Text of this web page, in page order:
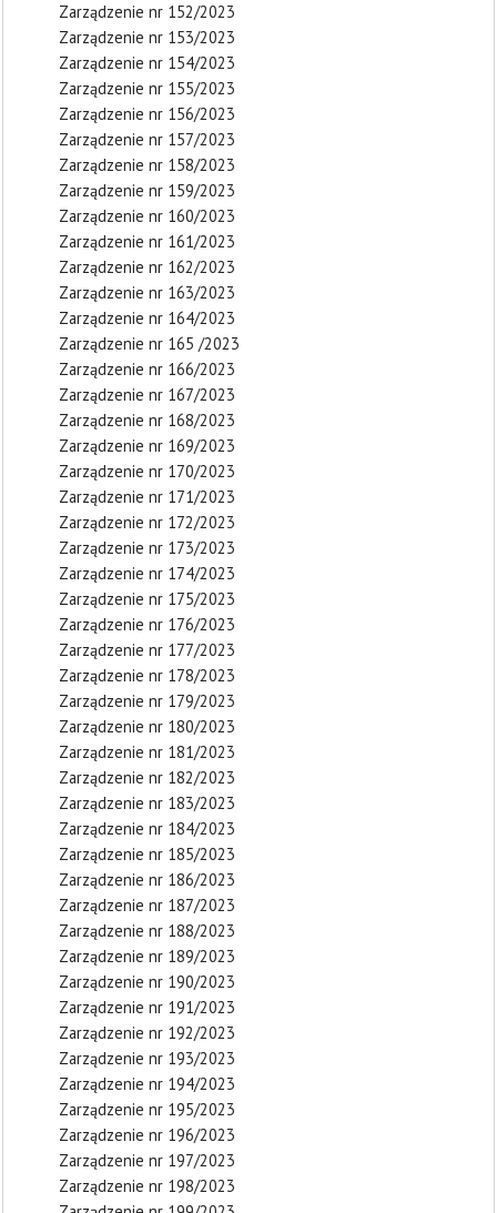
Zarządzenie nr 152/2023
Zarządzenie nr 153/2023
Zarządzenie nr 154/2023
Zarządzenie nr 155/2023
Zarządzenie nr 156/2023
Zarządzenie nr 157/2023
Zarządzenie nr 158/2023
Zarządzenie nr 159/2023
Zarządzenie nr 160/2023
Zarządzenie nr 161/2023
Zarządzenie nr 162/2023
Zarządzenie nr 163/2023
Zarządzenie nr 164/2023
Zarządzenie nr 165 /2023
Zarządzenie nr 166/2023
Zarządzenie nr 167/2023
Zarządzenie nr 168/2023
Zarządzenie nr 169/2023
Zarządzenie nr 170/2023
Zarządzenie nr 171/2023
Zarządzenie nr 172/2023
Zarządzenie nr 173/2023
Zarządzenie nr 174/2023
Zarządzenie nr 175/2023
Zarządzenie nr 176/2023
Zarządzenie nr 177/2023
Zarządzenie nr 178/2023
Zarządzenie nr 179/2023
Zarządzenie nr 180/2023
Zarządzenie nr 181/2023
Zarządzenie nr 182/2023
Zarządzenie nr 183/2023
Zarządzenie nr 184/2023
Zarządzenie nr 185/2023
Zarządzenie nr 186/2023
Zarządzenie nr 187/2023
Zarządzenie nr 188/2023
Zarządzenie nr 189/2023
Zarządzenie nr 190/2023
Zarządzenie nr 191/2023
Zarządzenie nr 192/2023
Zarządzenie nr 193/2023
Zarządzenie nr 194/2023
Zarządzenie nr 195/2023
Zarządzenie nr 196/2023
Zarządzenie nr 197/2023
Zarządzenie nr 198/2023